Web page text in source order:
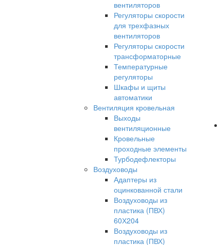
вентиляторов
Регуляторы скорости
для трехфазных
вентиляторов
Регуляторы скорости
трансформаторные
Температурные
регуляторы
Шкафы и щиты
автоматики
Вентиляция кровельная
Выходы
вентиляционные
Кровельные
проходные элементы
Турбодефлекторы
Воздуховоды
Адаптеры из
оцинкованной стали
Воздуховоды из
пластика (ПВХ)
60Х204
Воздуховоды из
пластика (ПВХ)